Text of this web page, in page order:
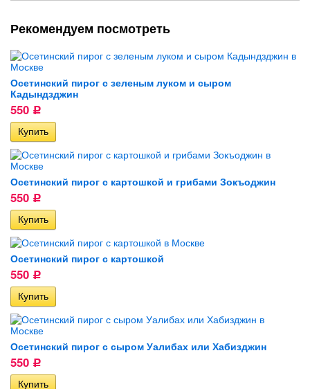
Чаепитие с клубничным пирогом от наших поваров - это
всегда праздник для сладкоежек. Попробуйте!
Рекомендуем посмотреть
Осетинский пирог с зеленым луком и сыром
Кадындзджин
550 Р
Осетинский пирог с картошкой и грибами Зокъоджин
550 Р
Осетинский пирог с картошкой
550 Р
Осетинский пирог с сыром Уалибах или Хабизджин
550 Р